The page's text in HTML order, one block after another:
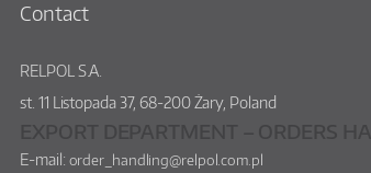
Contact
RELPOL S.A.
st. 11 Listopada 37,68-200Żary, Poland
E-mail: order_handling@relpol.com.pl